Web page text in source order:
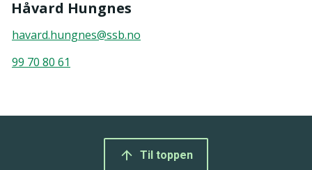
Håvard Hungnes
havard.hungnes@ssb.no
99 70 80 61
Til toppen